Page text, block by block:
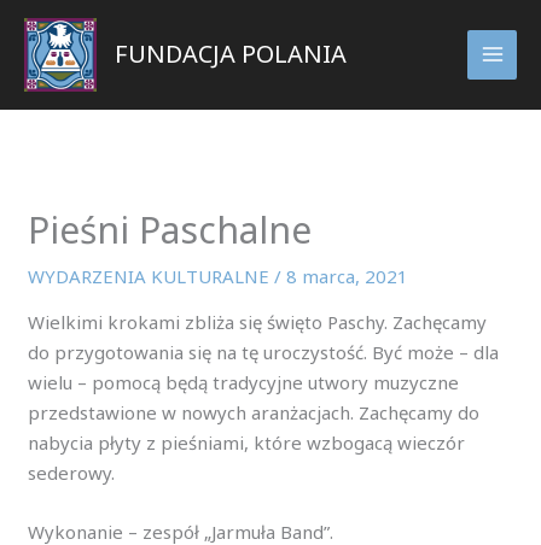
Przejdź
treści
FUNDACJA POLANIA
Pieśni Paschalne
WYDARZENIA KULTURALNE /8 marca, 2021
Wielkimi krokami zbliża się święto Paschy. Zachęcamy
do przygotowania się na tę uroczystość. Być może – dla
wielu – pomocą będą tradycyjne utwory muzyczne
przedstawione w nowych aranżacjach. Zachęcamy do
nabycia płyty z pieśniami, które wzbogacą wieczór
sederowy.
Wykonanie – zespół „Jarmuła Band”.